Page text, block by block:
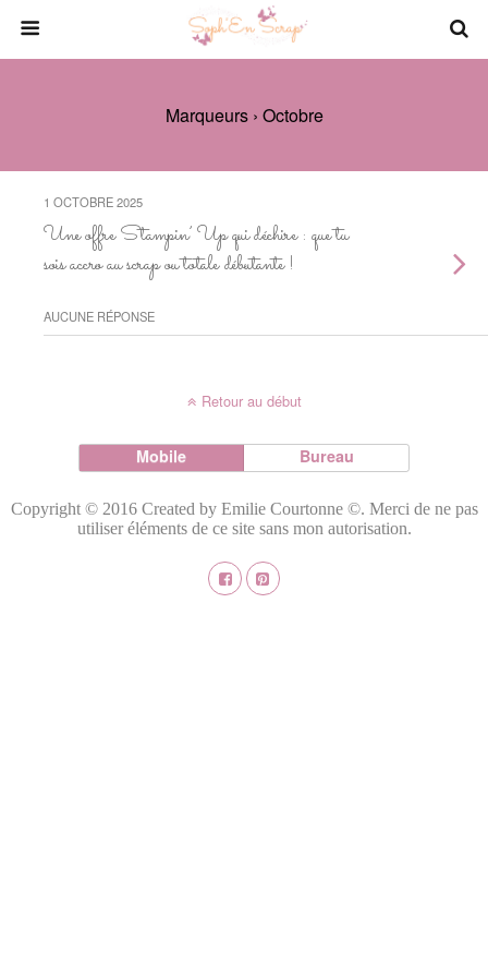
Marqueurs › Octobre
1 OCTOBRE 2025
Une offre Stampin’ Up qui déchire : que tu
sois accro au scrap ou totale débutante !
AUCUNE RÉPONSE
Retour au début
Mobile Bureau
Copyright © 2016 Created by Emilie Courtonne ©. Merci de ne pas
utiliser éléments de ce site sans mon autorisation.